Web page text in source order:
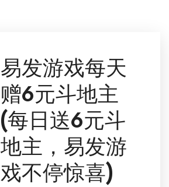
易发游戏每天
赠6元斗地主
(每日送6元斗
地主，易发游
戏不停惊喜)